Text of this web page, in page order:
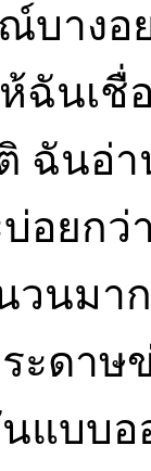
ณ์บาง
ฉันเชื่
ฉันอ่
อยกว่
วนมา
ะดา
แบบ